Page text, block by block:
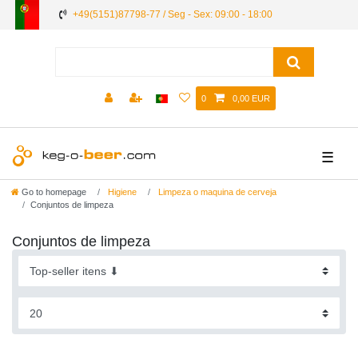
+49(5151)87798-77 / Seg - Sex: 09:00 - 18:00
0 0,00 EUR
☰
Go to homepage Higiene
Limpeza o maquina de cerveja
Conjuntos de limpeza
Conjuntos de limpeza